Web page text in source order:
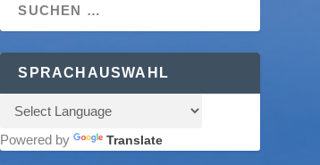
SPRACHAUSWAHL
Powered by Translate